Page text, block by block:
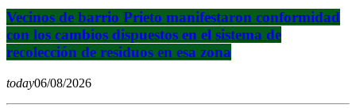
Vecinos de barrio Prieto manifestaron conformidad
con los cambios dispuestos en el sistema de
recolección de residuos en esa zona
today06/08/2026